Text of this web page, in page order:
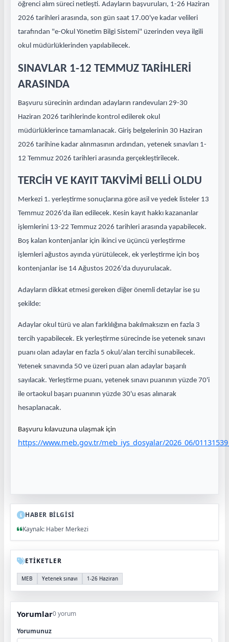
öğrenci alım süreci netleşti. Adayların başvuruları, 1-26 Haziran
2026 tarihleri arasında, son gün saat 17.00'ye kadar velileri
tarafından "e-Okul Yönetim Bilgi Sistemi" üzerinden veya ilgili
okul müdürlüklerinden yapılabilecek.
SINAVLAR 1-12 TEMMUZ TARİHLERİ
ARASINDA
Başvuru sürecinin ardından adayların randevuları 29-30
Haziran 2026 tarihlerinde kontrol edilerek okul
müdürlüklerince tamamlanacak. Giriş belgelerinin 30 Haziran
2026 tarihine kadar alınmasının ardından, yetenek sınavları 1-
12 Temmuz 2026 tarihleri arasında gerçekleştirilecek.
TERCİH VE KAYIT TAKVİMİ BELLİ OLDU
Merkezi 1. yerleştirme sonuçlarına göre asil ve yedek listeler 13
Temmuz 2026'da ilan edilecek. Kesin kayıt hakkı kazananlar
işlemlerini 13-22 Temmuz 2026 tarihleri arasında yapabilecek.
Boş kalan kontenjanlar için ikinci ve üçüncü yerleştirme
işlemleri ağustos ayında yürütülecek, ek yerleştirme için boş
kontenjanlar ise 14 Ağustos 2026'da duyurulacak.
Adayların dikkat etmesi gereken diğer önemli detaylar ise şu
şekilde:
Adaylar okul türü ve alan farklılığına bakılmaksızın en fazla 3
tercih yapabilecek. Ek yerleştirme sürecinde ise yetenek sınavı
puanı olan adaylar en fazla 5 okul/alan tercihi sunabilecek.
Yetenek sınavında 50 ve üzeri puan alan adaylar başarılı
sayılacak. Yerleştirme puanı, yetenek sınavı puanının yüzde 70'i
ile ortaokul başarı puanının yüzde 30'u esas alınarak
hesaplanacak.
Başvuru kılavuzuna ulaşmak için
https://www.meb.gov.tr/meb_iys_dosyalar/2026_06/
HABER BİLGİSİ
Kaynak: Haber Merkezi
ETİKETLER
MEB Yetenek sınavı 1-26 Haziran
Yorumlar0 yorum
Yorumunuz